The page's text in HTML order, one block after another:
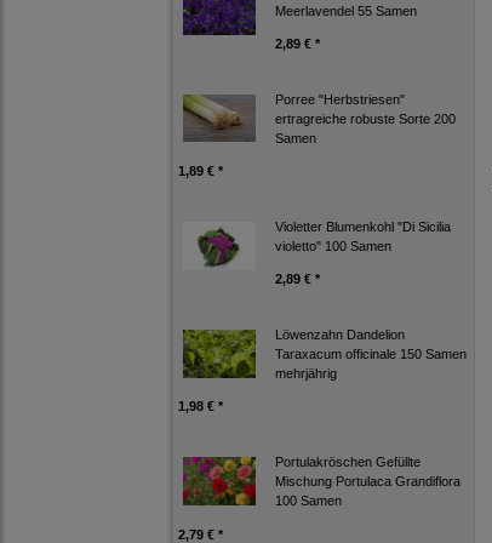
Meerlavendel 55 Samen
2,89 € *
Porree "Herbstriesen"
ertragreiche robuste Sorte 200
Samen
1,89 € *
Violetter Blumenkohl "Di Sicilia
violetto" 100 Samen
2,89 € *
Löwenzahn Dandelion
Taraxacum officinale 150 Samen
mehrjährig
1,98 € *
Portulakröschen Gefüllte
Mischung Portulaca Grandiflora
100 Samen
2,79 € *